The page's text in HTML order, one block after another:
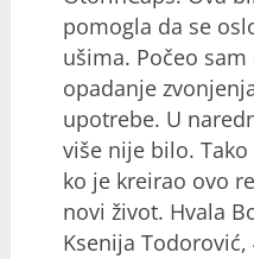
pomogla da se
ušima. Počeo
opadanje
upotrebe. U
više nije bilo.
ko je kreirao ovo
novi život. Hvala
Ksenija Todorović,